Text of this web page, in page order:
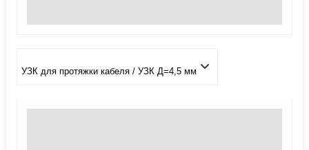
УЗК для протяжки кабеля / УЗК Д=4,5 мм